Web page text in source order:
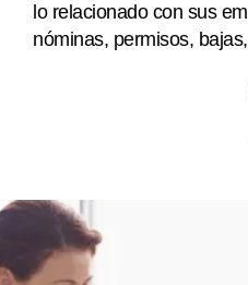
lo relacionado con sus
nóminas, permisos,